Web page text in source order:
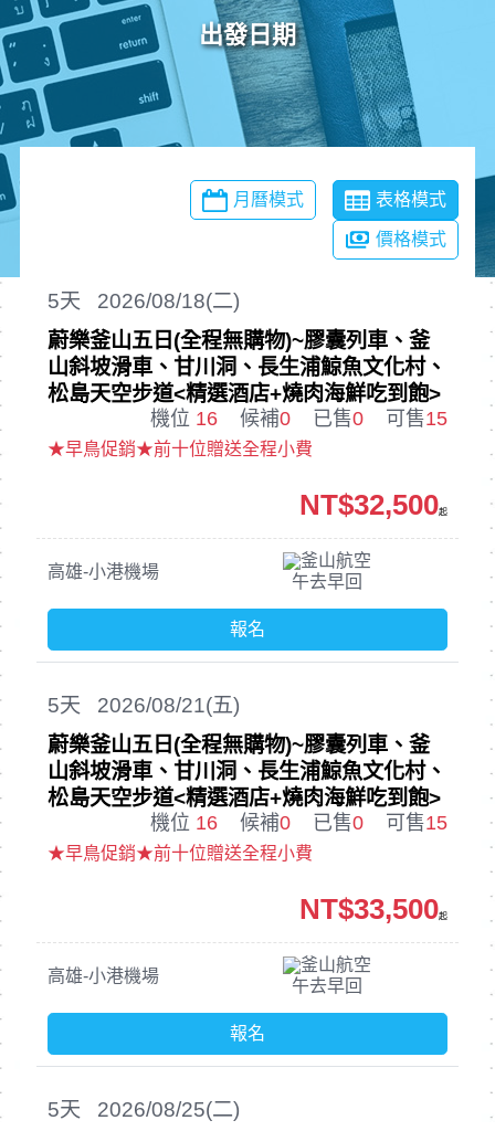
出發日期
月曆模式 表格模式
價格模式
2026/08/18(二)
5天
蔚樂釜山五日(全程無購物)~膠囊列車、釜
山斜坡滑車、甘川洞、長生浦鯨魚文化村、
松島天空步道<精選酒店+燒肉海鮮吃到飽>
機位 16 候補0 已售0 可售15
★早鳥促銷★前十位贈送全程小費
高雄-小港機場
釜山航空
午去早回
NT$32,500起
報名
2026/08/21(五)
5天
蔚樂釜山五日(全程無購物)~膠囊列車、釜
山斜坡滑車、甘川洞、長生浦鯨魚文化村、
松島天空步道<精選酒店+燒肉海鮮吃到飽>
機位 16 候補0 已售0 可售15
★早鳥促銷★前十位贈送全程小費
高雄-小港機場
釜山航空
午去早回
NT$33,500起
報名
2026/08/25(二)
5天